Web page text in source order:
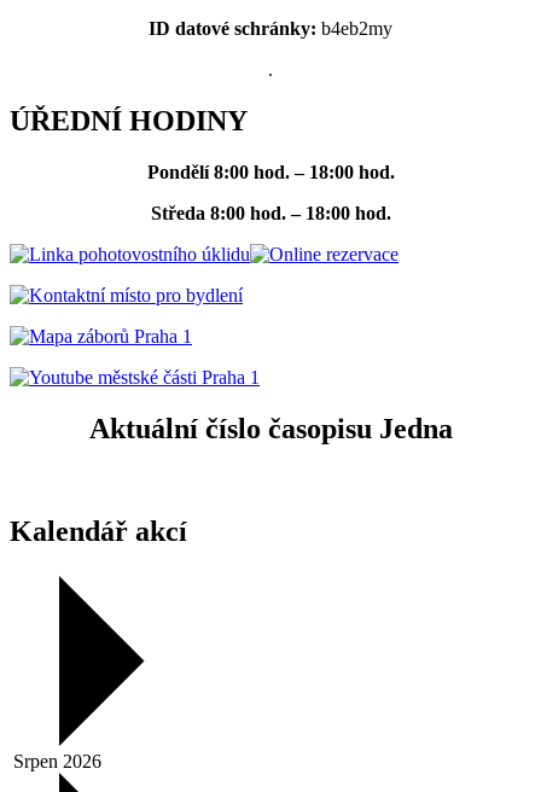
ID datové schránky: b4eb2my
.
ÚŘEDNÍ HODINY
Pondělí 8:00 hod. – 18:00 hod.
Středa 8:00 hod. – 18:00 hod.
Aktuální číslo časopisu Jedna
Kalendář akcí
Srpen 2026